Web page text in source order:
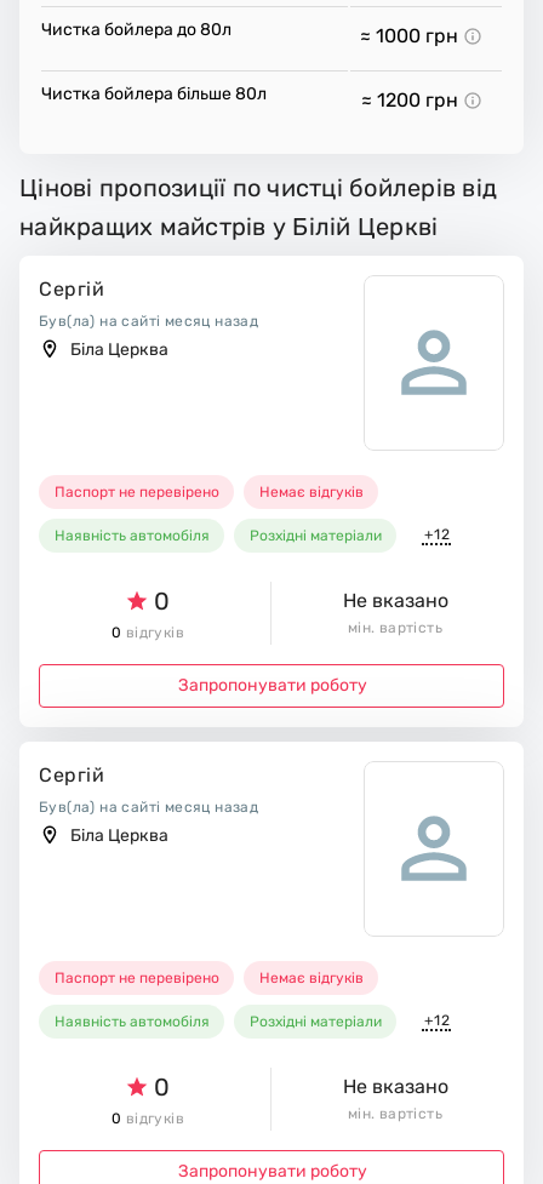
Чистка бойлера до 80л ≈ 1000 грн
Чистка бойлера більше 80л ≈ 1200 грн
Цінові пропозиції по чистці бойлерів від
найкращих майстрів у Білій Церкві
Сергій
Був(ла) на сайті месяц назад
Біла Церква
Паспорт не перевірено Немає відгуків
Наявність автомобіля Розхідні матеріали +12
0
0 відгуків
Не вказано
мін. вартість
Запропонувати роботу
Сергій
Був(ла) на сайті месяц назад
Біла Церква
Паспорт не перевірено Немає відгуків
Наявність автомобіля Розхідні матеріали +12
0
0 відгуків
Не вказано
мін. вартість
Запропонувати роботу